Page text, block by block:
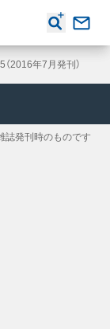
2016年7月発刊）
誌発刊時のものです